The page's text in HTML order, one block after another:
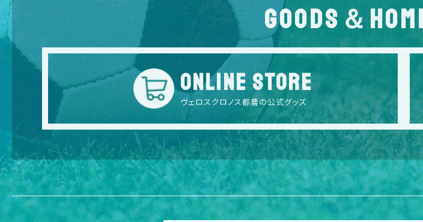
GOODS＆
ONLINE STORE
ヴェロスクロノス都農の公式グッズ